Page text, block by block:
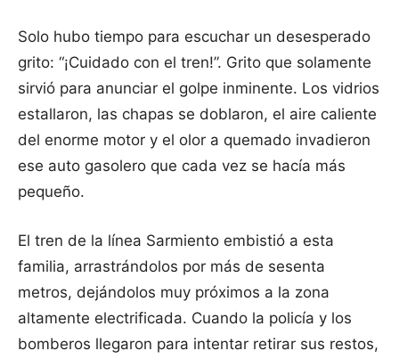
Solo hubo tiempo para escuchar un desesperado
grito: “¡Cuidado con el tren!”. Grito que solamente
sirvió para anunciar el golpe inminente. Los vidrios
estallaron, las chapas se doblaron, el aire caliente
del enorme motor y el olor a quemado invadieron
ese auto gasolero que cada vez se hacía más
pequeño.
El tren de la línea Sarmiento embistió a esta
familia, arrastrándolos por más de sesenta
metros, dejándolos muy próximos a la zona
altamente electrificada. Cuando la policía y los
bomberos llegaron para intentar retirar sus restos,